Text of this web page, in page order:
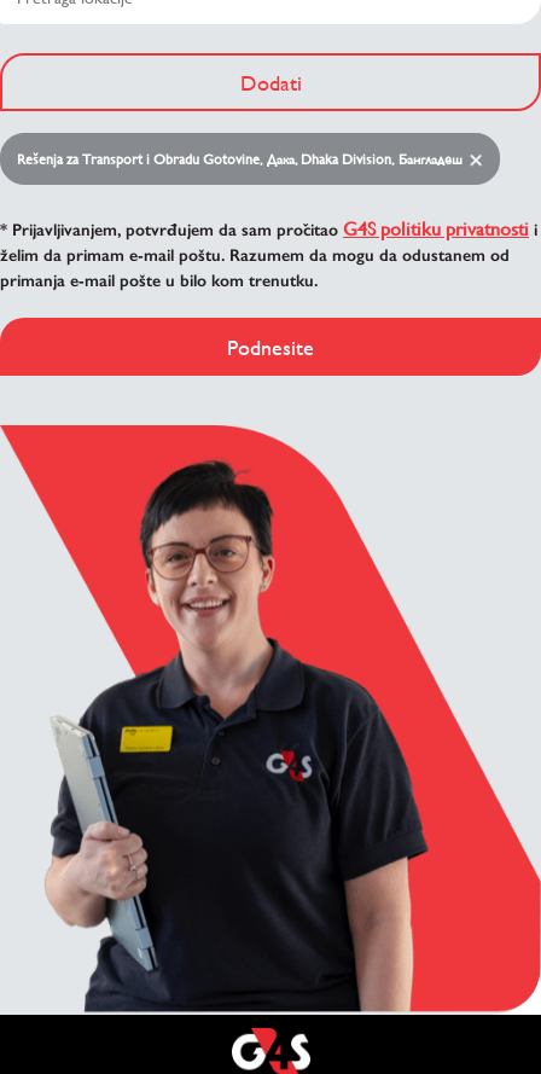
Dodati
Rešenja za Transport i Obradu Gotovine, Дака, Dhaka Division, Бангладеш
* Prijavljivanjem, potvrđujem da sam pročitao G4S politiku privatnosti i
želim da primam e-mail poštu. Razumem da mogu da odustanem od
primanja e-mail pošte u bilo kom trenutku.
Podnesite